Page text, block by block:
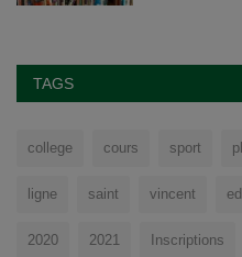
TAGS
college cours sport
ligne saint vincent
2020 2021 Inscriptions